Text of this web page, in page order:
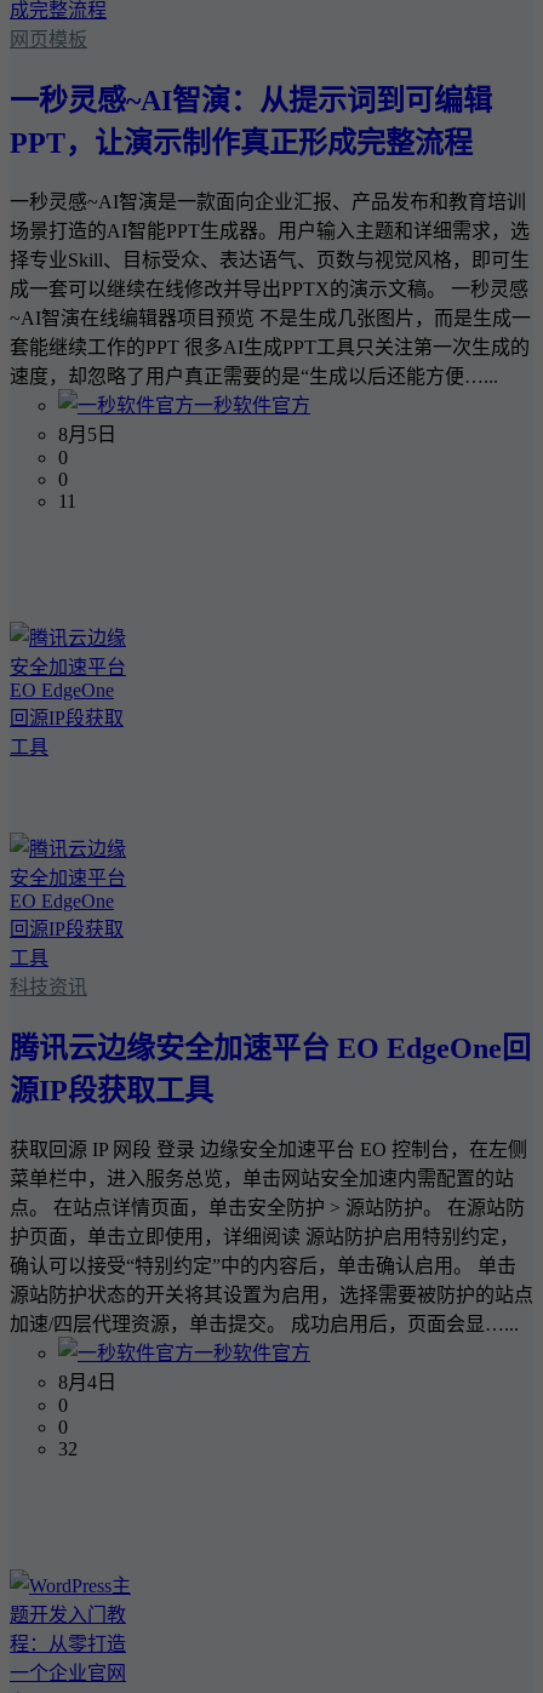
网页模板
一秒灵感~AI智演：从提示词到可编辑
PPT，让演示制作真正形成完整流程
一秒灵感~AI智演是一款面向企业汇报、产品发布和教育培训
场景打造的AI智能PPT生成器。用户输入主题和详细需求，选
择专业Skill、目标受众、表达语气、页数与视觉风格，即可生
成一套可以继续在线修改并导出PPTX的演示文稿。 一秒灵感
~AI智演在线编辑器项目预览 不是生成几张图片，而是生成一
套能继续工作的PPT 很多AI生成PPT工具只关注第一次生成的
速度，却忽略了用户真正需要的是“生成以后还能方便…...
一秒软件官方
8月5日
0
0
11
科技资讯
腾讯云边缘安全加速平台 EO EdgeOne回
源IP段获取工具
获取回源 IP 网段 登录 边缘安全加速平台 EO 控制台，在左侧
菜单栏中，进入服务总览，单击网站安全加速内需配置的站
点。 在站点详情页面，单击安全防护 > 源站防护。 在源站防
护页面，单击立即使用，详细阅读 源站防护启用特别约定，
确认可以接受“特别约定”中的内容后，单击确认启用。 单击
源站防护状态的开关将其设置为启用，选择需要被防护的站点
加速/四层代理资源，单击提交。 成功启用后，页面会显…...
一秒软件官方
8月4日
0
0
32